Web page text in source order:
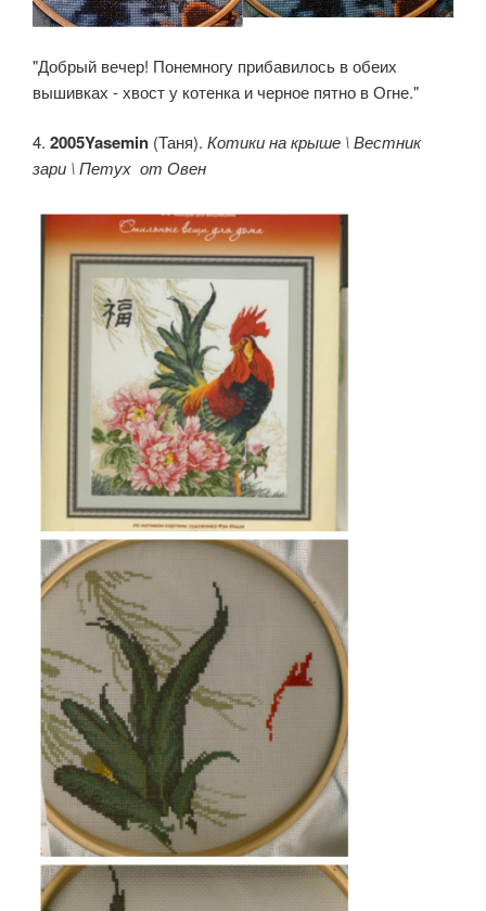
"Добрый вечер! Понемногу прибавилось в обеих
вышивках - хвост у котенка и черное пятно в Огне."
4. 2005Yasemin (Таня). Котики на крыше \ Вестник
зари \ Петух от Овен